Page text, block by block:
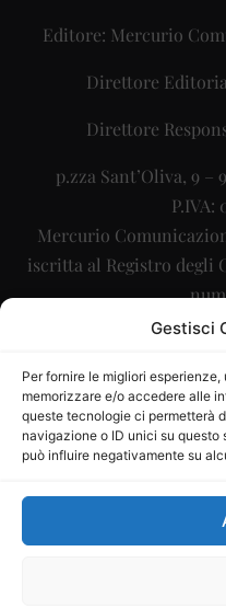
Gestisci
Per fornire le migliori
memorizzare e/o accedere alle
queste tecnologie ci permetterà
navigazione o ID unici su
può influire negativamente su
Editore: Mercurio
Direttore
Direttore
p.zza Sant’Oliva, 9 –
P.IVA:
Mercurio
iscritta al Registro degli
Sito gestito daLa